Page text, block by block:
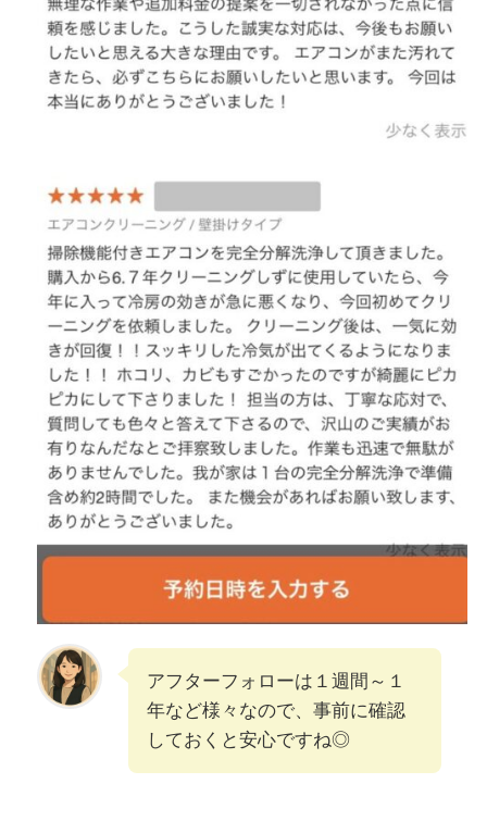
アフターフォローは１週間～１
年など様々なので、事前に確認
しておくと安心ですね◎